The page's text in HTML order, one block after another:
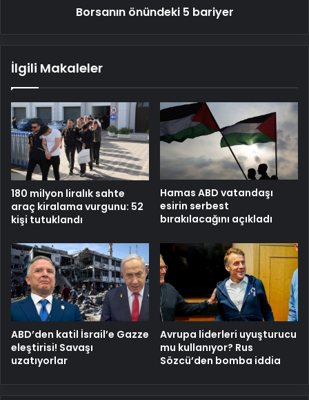
Borsanın önündeki 5 bariyer
İlgili Makaleler
180 milyon liralık sahte
araç kiralama vurgunu: 52
kişi tutuklandı
Hamas ABD vatandaşı
esirin serbest
bırakılacağını açıkladı
ABD’den katil İsrail’e Gazze
eleştirisi! Savaşı
uzatıyorlar
Avrupa liderleri uyuşturucu
mu kullanıyor? Rus
Sözcü’den bomba iddia